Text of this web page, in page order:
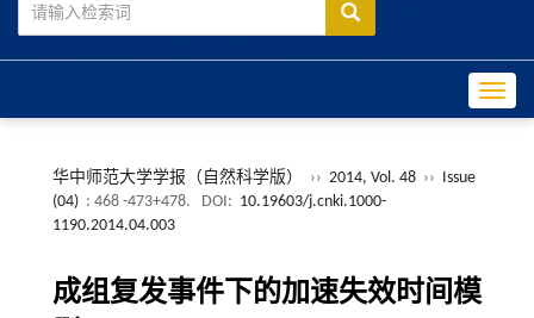
华中师范大学学报（自然科学版） ›› 2014, Vol. 48 ››
Issue
(04) : 468 -473+478. DOI: 10.19603/j.cnki.1000-
1190.2014.04.003
成组复发事件下的加速失效时间模